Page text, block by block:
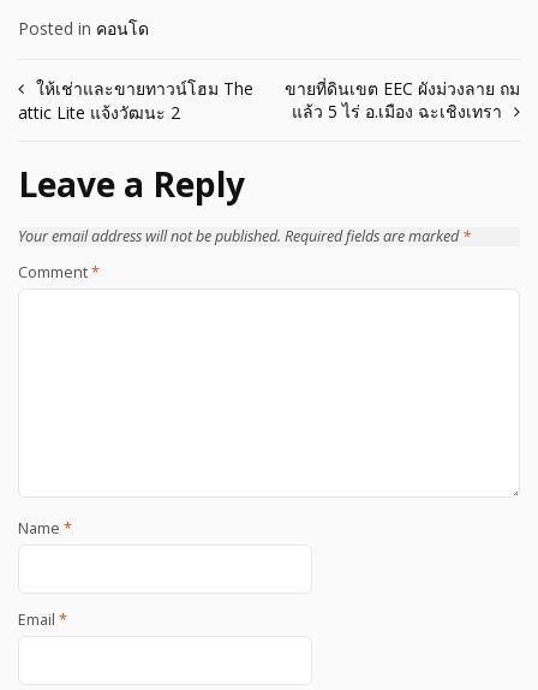
Posted in คอนโด
Post
ให้เช่าและขายทาวน์โฮม The
attic Lite แจ้งวัฒนะ 2
ขายที่ดินเขต EEC ผังม่วงลาย ถม
แล้ว 5 ไร่ อ.เมือง ฉะเชิงเทรา
Leave a Reply
Your email address will not be published. Required fields are marked*
Comment*
Name *
Email *